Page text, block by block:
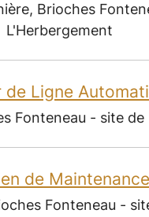
Brioches
L'Herbergement
de Ligne
Fonteneau - site de
de
Fonteneau -